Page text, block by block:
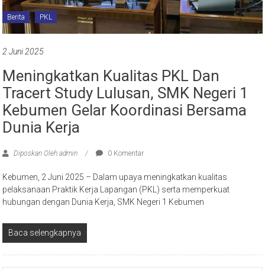
Berita PKL
2 Juni 2025
Meningkatkan Kualitas PKL Dan
Tracert Study Lulusan, SMK Negeri 1
Kebumen Gelar Koordinasi Bersama
Dunia Kerja
Diposkan Oleh:admin 0 Komentar
Kebumen, 2 Juni 2025 – Dalam upaya meningkatkan kualitas
pelaksanaan Praktik Kerja Lapangan (PKL) serta memperkuat
hubungan dengan Dunia Kerja, SMK Negeri 1 Kebumen
Baca selengkapnya